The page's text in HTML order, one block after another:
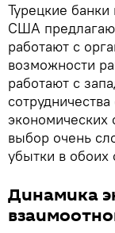
Турецкие
США
работают с
возможности
работают с
экономических
выбор очень
убытки в обоих
Динамика